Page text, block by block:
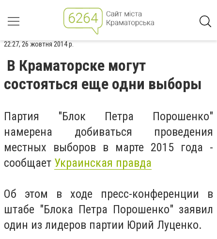
22:27, 26 жовтня 2014 р.
В Краматорске могут
состояться еще одни выборы
Партия "Блок Петра Порошенко"
намерена добиваться проведения
местных выборов в марте 2015 года -
сообщает Украинская правда
Об этом в ходе пресс-конференции в
штабе "Блока Петра Порошенко" заявил
один из лидеров партии Юрий Луценко.